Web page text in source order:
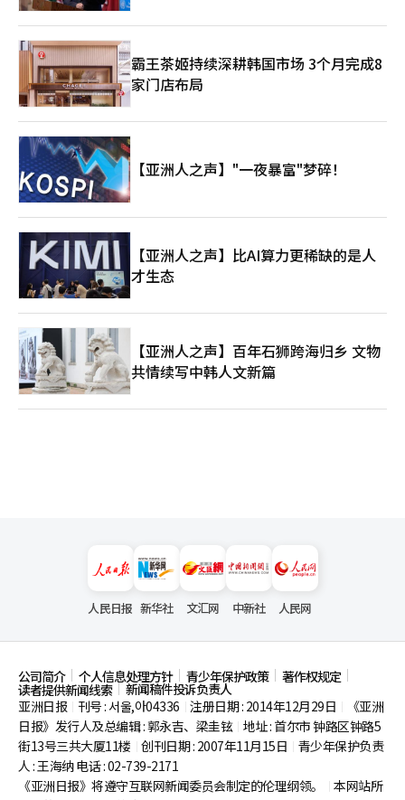
霸王茶姬持续深耕韩国市场 3个月完成8
家门店布局
【亚洲人之声】"一夜暴富"梦碎！
【亚洲人之声】比AI算力更稀缺的是人
才生态
【亚洲人之声】百年石狮跨海归乡 文物
共情续写中韩人文新篇
人民日报 新华社 文汇网 中新社 人民网
公司简介 个人信息处理方针 青少年保护政策 著作权规定
读者提供新闻线索
新闻稿件投诉负责人
亚洲日报
刊号 : 서울,아04336 注册日期 : 2014年12月29日
《亚洲
日报》发行人及总编辑 : 郭永吉、梁圭铉 地址 : 首尔市钟路区钟路5
街13号三共大厦11楼 创刊日期 : 2007年11月15日
青少年保护负责
人 : 王海纳 电话 : 02-739-2171
《亚洲日报》将遵守互联网新闻委员会制定的伦理纲领。
本网站所